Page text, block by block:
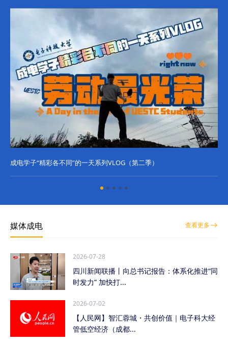
成电学子“精彩各不同”的一天系列VLOG（第二季）
媒体成电 查看更多
2026-07-28
四川新闻联播丨向总书记报告：体系化推进“同
时发力” 加快打...
2026-07-02
【人民网】智汇蓉城・共创价值｜电子科大经
管低空经济（成都...